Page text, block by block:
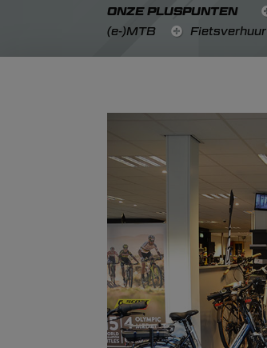
ONZE PLUSPUNTEN
(e-)MTB
Fietsverhuur